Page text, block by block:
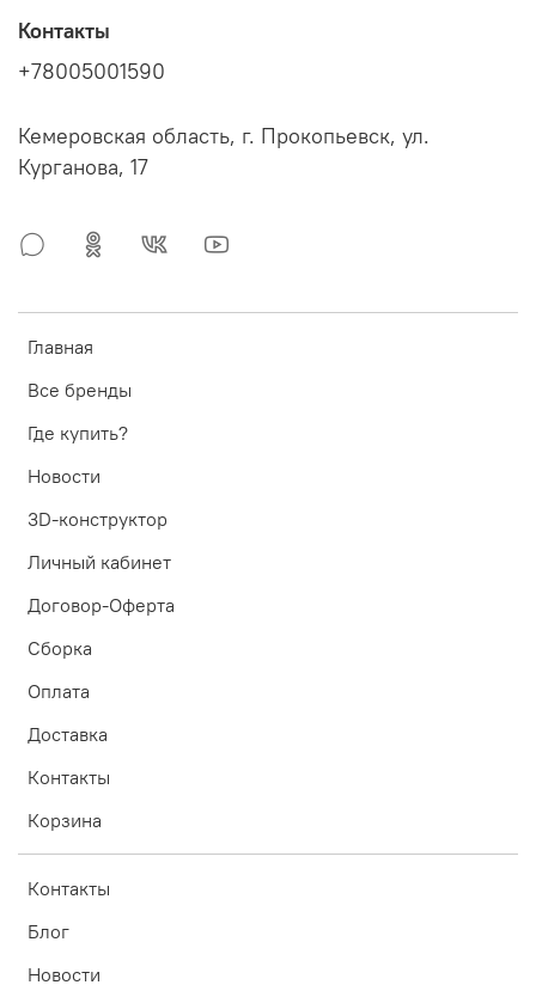
Главная
Все бренды
Где купить?
Новости
3D-конструктор
Личный кабинет
Договор-Оферта
Сборка
Оплата
Доставка
Контакты
Корзина
Контакты
Блог
Новости
Контакты
+78005001590
Кемеровская область, г. Прокопьевск, ул.
Курганова, 17